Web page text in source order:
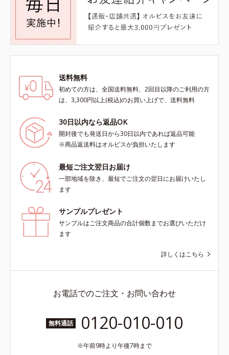
送料無料
初めての方は、全国送料無料、2回目以降のご利用の方
は、3,300円以上(税込)のお買い上げで、送料無料
30日以内なら返品OK
開封後でも発送日から30日以内であれば返品可能
※商品返送料はオルビスが負担いたします
最短ご注文翌日お届け
一部地域を除き、最短でご注文の翌日にお届けいたし
ます
サンプルプレゼント
サンプルはご注文商品の合計個数までお選びいただけ
ます
詳しくはこちら
お電話でのご注文・お問い合わせ
無料通話 0120-010-010
午前9時より午後7時まで